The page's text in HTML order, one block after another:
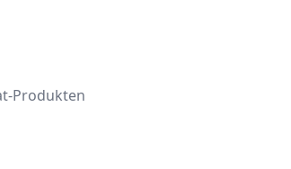
Produkten